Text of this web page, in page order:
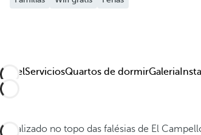
HotelServiciosQuartos de dormirGaleria
Localizado no topo das falésias de El